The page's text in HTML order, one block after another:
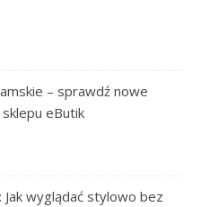
– sprawdź nowe
eButik
Jak wyglądać stylowo bez